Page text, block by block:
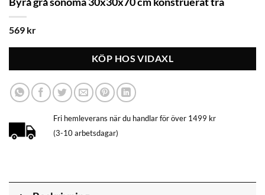
569 kr
KÖP HOS VIDAXL
Fri hemleverans när du handlar för över 1499 kr
(3-10 arbetsdagar)